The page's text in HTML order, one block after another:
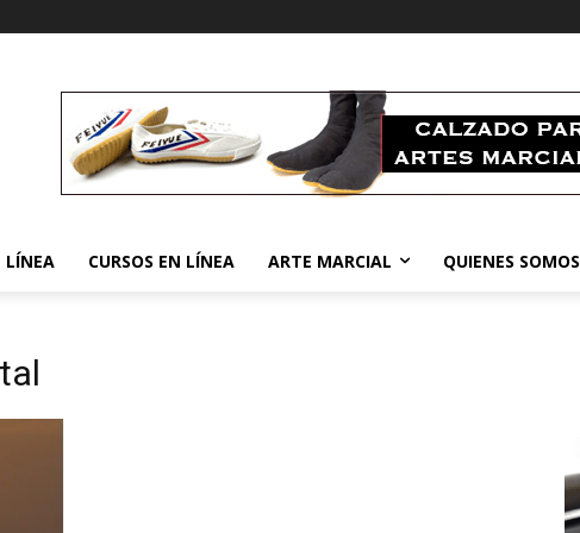
LÍNEA CURSOS EN LÍNEA ARTE MARCIAL QUIENES SOMOS